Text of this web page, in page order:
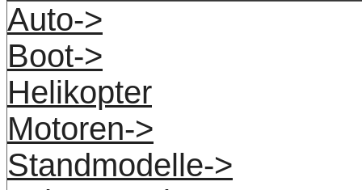
Auto->
Boot->
Helikopter
Motoren->
Standmodelle->